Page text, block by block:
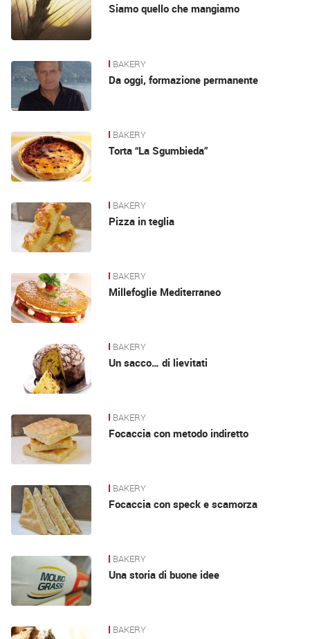
Siamo quello che mangiamo
BAKERY
Da oggi, formazione permanente
BAKERY
Torta “La Sgumbieda”
BAKERY
Pizza in teglia
BAKERY
Millefoglie Mediterraneo
BAKERY
Un sacco… di lievitati
BAKERY
Focaccia con metodo indiretto
BAKERY
Focaccia con speck e scamorza
BAKERY
Una storia di buone idee
BAKERY